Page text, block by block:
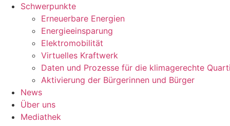
Schwerpunkte
Erneuerbare Energien
Energieeinsparung
Elektromobilität
Virtuelles Kraftwerk
Daten und Prozesse für die klimagerechte
Aktivierung der Bürgerinnen und Bürger
News
Über uns
Mediathek